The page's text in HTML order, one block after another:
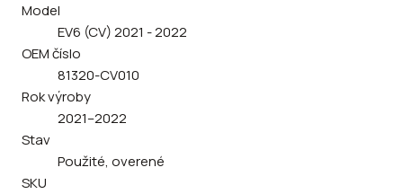
Model
EV6 (CV) 2021 - 2022
OEM číslo
81320-CV010
Rok výroby
2021–2022
Stav
Použité, overené
SKU